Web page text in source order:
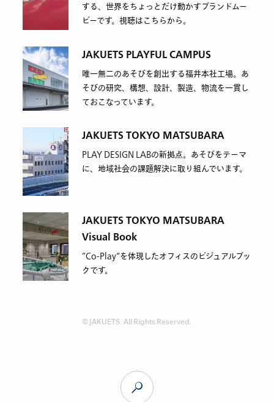
する、世界をちょっとだけ動かすブランドムー
ビーです。視聴はこちらから。
JAKUETS PLAYFUL CAMPUS
唯一無二のあそびを創出する福井本社工場。あ
そびの研究、構想、設計、製造、物流を一貫し
ておこなっています。
JAKUETS TOKYO MATSUBARA
PLAY DESIGN LABの新拠点。あそびをテーマ
に、地域社会の課題解決に取り組んでいます。
JAKUETS TOKYO MATSUBARA
Visual Book
”Co-Play“を体現したオフィスのビジュアルブッ
クです。
© JAKUETS. All Rights Reserved.